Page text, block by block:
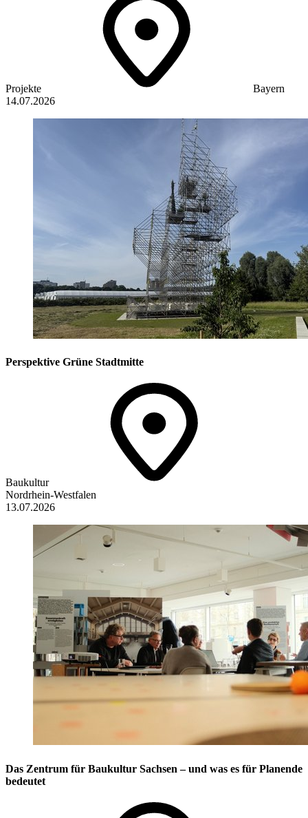
Projekte
Bayern
14.07.2026
Perspektive Grüne Stadtmitte
Baukultur
Nordrhein-Westfalen
13.07.2026
Das Zentrum für Baukultur Sachsen – und was es für Planende
bedeutet